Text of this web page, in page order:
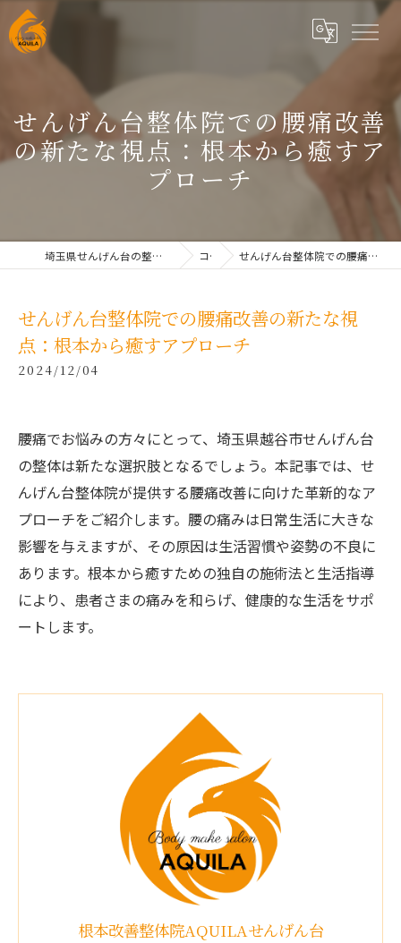
せんげん台整体院での腰痛改善
の新たな視点：根本から癒すア
プローチ
埼玉県せんげん台の整体なら根本改善整体院AQUILAせんげん台 コラム せんげん台整体院での腰痛改善の新たな視点：根本から癒すアプローチ
せんげん台整体院での腰痛改善の新たな視
点：根本から癒すアプローチ
2024/12/04
腰痛でお悩みの方々にとって、埼玉県越谷市せんげん台
の整体は新たな選択肢となるでしょう。本記事では、せ
んげん台整体院が提供する腰痛改善に向けた革新的なア
プローチをご紹介します。腰の痛みは日常生活に大きな
影響を与えますが、その原因は生活習慣や姿勢の不良に
あります。根本から癒すための独自の施術法と生活指導
により、患者さまの痛みを和らげ、健康的な生活をサポ
ートします。
根本改善整体院AQUILAせんげん台